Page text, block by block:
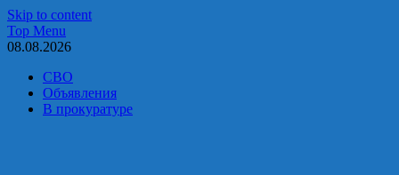
Skip to content
Top Menu
08.08.2026
СВО
Объявления
В прокуратуре